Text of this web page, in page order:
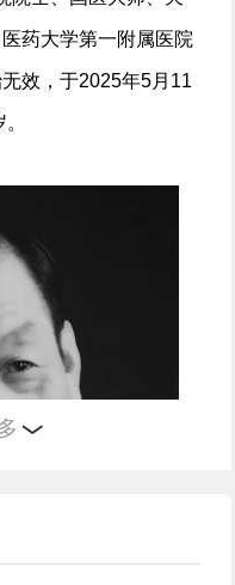
药大学第一附属医院
效，于2025年5月11